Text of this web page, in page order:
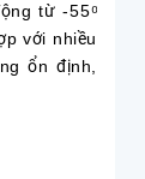
từ -55
với nhiều
ổn định,